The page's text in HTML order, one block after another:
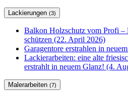
Lackierungen (3)
Balkon Holzschutz vom Profi –
schützen (22. April 2026)
Garagentore erstrahlen in
Lackierarbeiten: eine alte
erstrahlt in neuem Glanz! (4.
Malerarbeiten (7)